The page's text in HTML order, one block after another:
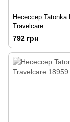
Несессер Tatonka
Travelcare
792 грн